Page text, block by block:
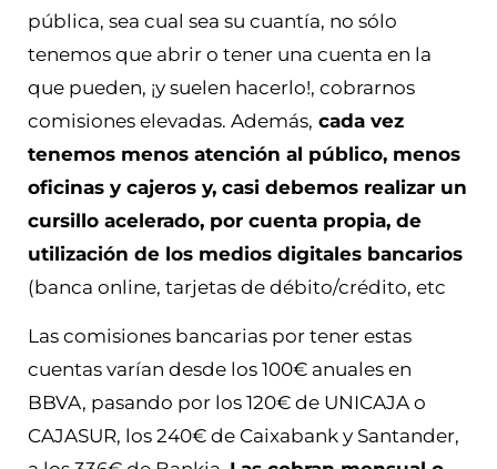
pública, sea cual sea su cuantía, no sólo
tenemos que abrir o tener una cuenta en la
que pueden, ¡y suelen hacerlo!, cobrarnos
comisiones elevadas. Además, cada vez
tenemos menos atención al público, menos
oficinas y cajeros y, casi debemos realizar un
cursillo acelerado, por cuenta propia, de
utilización de los medios digitales bancarios
(banca online, tarjetas de débito/crédito, etc
Las comisiones bancarias por tener estas
cuentas varían desde los 100€ anuales en
BBVA, pasando por los 120€ de UNICAJA o
CAJASUR, los 240€ de Caixabank y Santander,